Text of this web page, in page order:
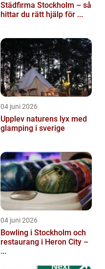
Städfirma Stockholm – så
hittar du rätt hjälp för ...
04 juni 2026
Upplev naturens lyx med
glamping i sverige
04 juni 2026
Bowling i Stockholm och
restaurang i Heron City –
...